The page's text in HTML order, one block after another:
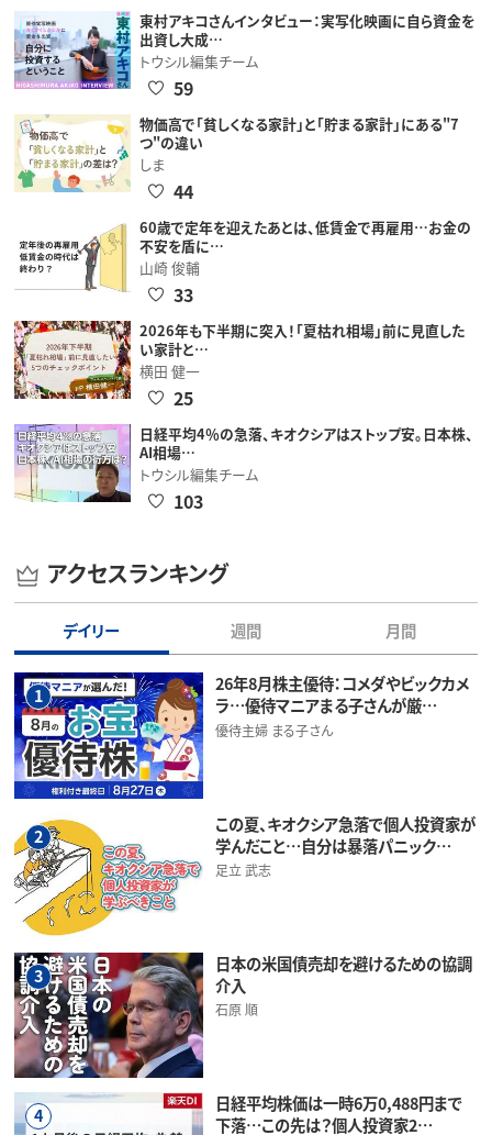
東村アキコさんインタビュー：実写化映画に自ら資金を
出資し大成…
トウシル編集チーム
59
物価高で「貧しくなる家計」と「貯まる家計」にある"7
つ"の違い
しま
44
60歳で定年を迎えたあとは、低賃金で再雇用…お金の
不安を盾に…
山崎 俊輔
33
2026年も下半期に突入！「夏枯れ相場」前に見直した
い家計と…
横田 健一
25
日経平均4％の急落、キオクシアはストップ安。日本株、
AI相場…
トウシル編集チーム
103
アクセスランキング
デイリー 週間 月間
1
26年8月株主優待：コメダやビックカメ
ラ…優待マニアまる子さんが厳…
優待主婦 まる子さん
2
この夏、キオクシア急落で個人投資家が
学んだこと…自分は暴落パニック…
足立 武志
3
日本の米国債売却を避けるための協調
介入
石原 順
4
日経平均株価は一時6万0,488円まで
下落…この先は？個人投資家2…